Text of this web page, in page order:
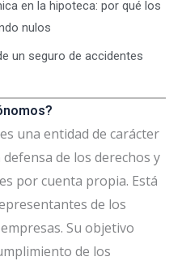
en la hipoteca: por qué los
nulos
un seguro de accidentes
una entidad de carácter
de los derechos y
por cuenta propia. Está
de los
Su objetivo
de los